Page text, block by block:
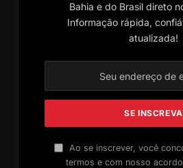
Bahia e do Brasil direto
Informação rápida,
atualizada!
Ao se inscrever, você
termos e com nosso